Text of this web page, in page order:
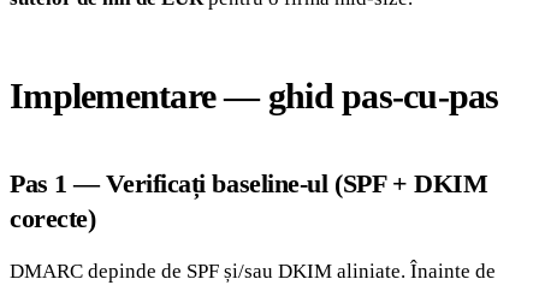
Implementare — ghid pas-cu-pas
Pas 1 — Verificați baseline-ul (SPF + DKIM
corecte)
DMARC depinde de SPF și/sau DKIM aliniate. Înainte de